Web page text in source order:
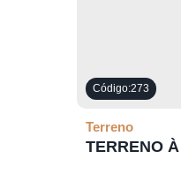
273
TERRENO
Terreno